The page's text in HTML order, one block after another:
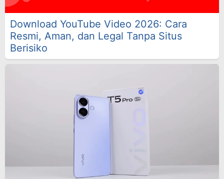
Download YouTube Video 2026: Cara
Resmi, Aman, dan Legal Tanpa Situs
Berisiko